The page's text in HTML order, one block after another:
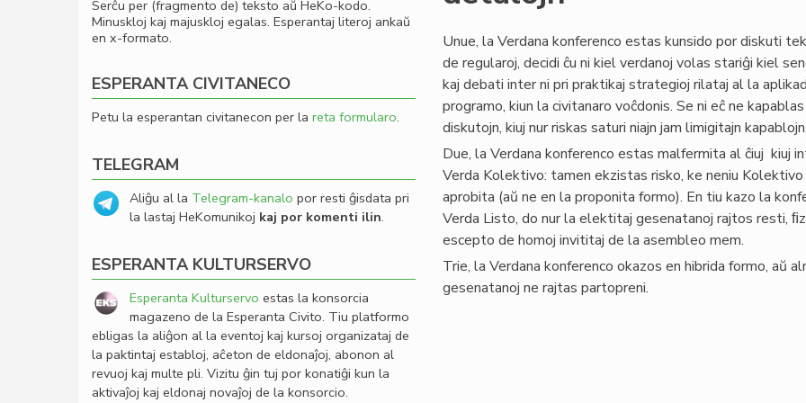
Unue, la Verdana konferenco estas kunsido por diskuti
de regularoj, decidi ĉu ni kiel verdanoj volas stariĝi kiel
kaj debati inter ni pri praktikaj strategioj rilataj al la
programo, kiun la civitanaro voĉdonis. Se ni eĉ ne
diskutojn, kiuj nur riskas saturi niajn jam limigitajn
Due, la Verdana konferenco estas malfermita al ĉiuj kiuj
Verda Kolektivo: tamen ekzistas risko, ke neniu
aprobita (aŭ ne en la proponita formo). En tiu kazo la
Verda Listo, do nur la elektitaj gesenatanoj rajtos resti,
escepto de homoj invititaj de la asembleo mem.
Trie, la Verdana konferenco okazos en hibrida formo, aŭ
gesenatanoj ne rajtas partopreni.
Serĉu per (fragmento de) teksto aŭ HeKo-kodo.
Minuskloj kaj majuskloj egalas. Esperantaj literoj ankaŭ
en x-formato.
ESPERANTA CIVITANECO
Petu la esperantan civitanecon per la reta formularo.
TELEGRAM
Aliĝu al la Telegram-kanalo por resti ĝisdata pri
la lastaj HeKomunikoj kaj por komenti ilin.
ESPERANTA KULTURSERVO
Esperanta Kulturservo estas la konsorcia
magazeno de la Esperanta Civito. Tiu platformo
ebligas la aliĝon al la eventoj kaj kursoj organizataj de
la paktintaj establoj, aĉeton de eldonaĵoj, abonon al
revuoj kaj multe pli. Vizitu ĝin tuj por konatiĝi kun la
aktivaĵoj kaj eldonaj novaĵoj de la konsorcio.